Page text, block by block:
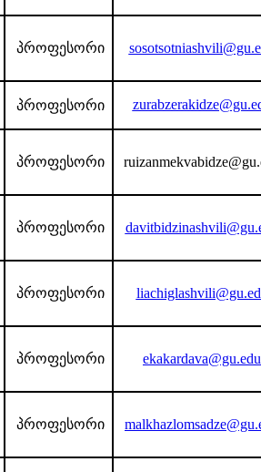
პროფესორი
პროფესორი
პროფესორი
პროფესორი
პროფესორი
პროფესორი
პროფესორი